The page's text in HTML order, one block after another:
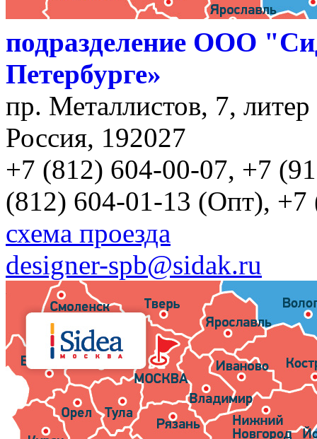
подразделение ООО
Петербурге»
пр. Металлистов, 7,
Россия, 192027
+7 (812) 604-00-07, +7
(812) 604-01-13 (Опт), +7
схема проезда
designer-spb@sidak.ru